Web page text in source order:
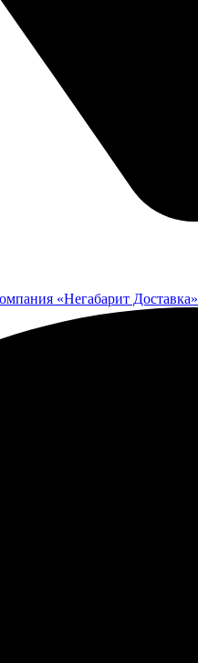
«Негабарит Доставка»